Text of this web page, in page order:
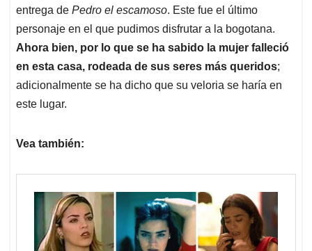
entrega de Pedro el escamoso. Este fue el último
personaje en el que pudimos disfrutar a la bogotana.
Ahora bien, por lo que se ha sabido la mujer falleció
en esta casa, rodeada de sus seres más queridos;
adicionalmente se ha dicho que su veloria se haría en
este lugar.
Vea también: